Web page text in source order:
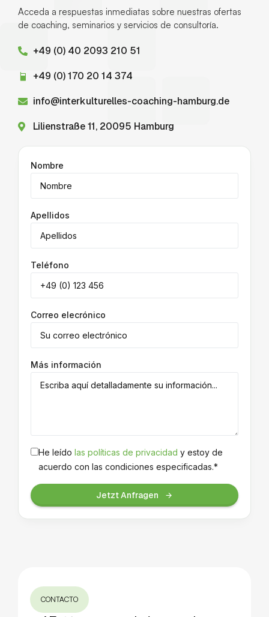
Acceda a respuestas inmediatas sobre nuestras ofertas
de coaching, seminarios y servicios de consultoría.
+49 (0) 40 2093 210 51
+49 (0) 170 20 14 374
info@interkulturelles-coaching-hamburg.de
Lilienstraße 11, 20095 Hamburg
Nombre
Apellidos
Teléfono
Correo elecrónico
Más información
He leídolas políticas de privacidad y estoy de
acuerdo con las condiciones especificadas.*
Jetzt Anfragen
CONTACTO